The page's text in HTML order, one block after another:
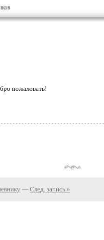
пожаловать!
— След. запись »